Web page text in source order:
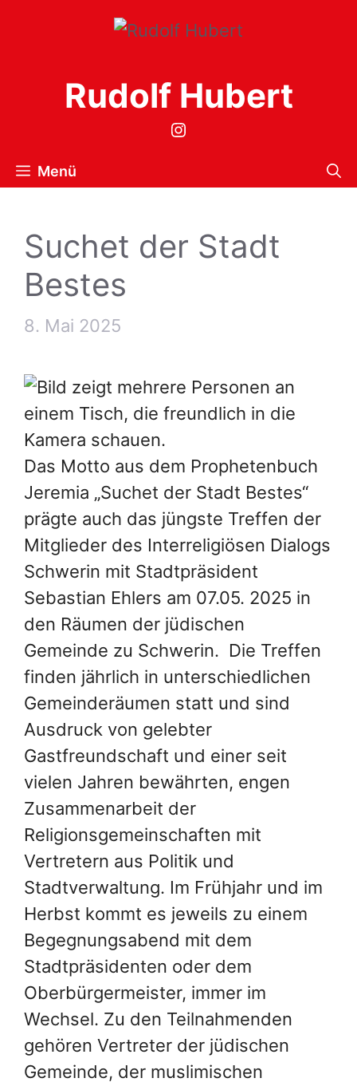
Rudolf Hubert
Instagram
Menü
Suchet der Stadt
Bestes
8. Mai 2025
Das Motto aus dem Prophetenbuch
Jeremia „Suchet der Stadt Bestes“
prägte auch das jüngste Treffen der
Mitglieder des Interreligiösen Dialogs
Schwerin mit Stadtpräsident
Sebastian Ehlers am 07.05. 2025 in
den Räumen der jüdischen
Gemeinde zu Schwerin. Die Treffen
finden jährlich in unterschiedlichen
Gemeinderäumen statt und sind
Ausdruck von gelebter
Gastfreundschaft und einer seit
vielen Jahren bewährten, engen
Zusammenarbeit der
Religionsgemeinschaften mit
Vertretern aus Politik und
Stadtverwaltung. Im Frühjahr und im
Herbst kommt es jeweils zu einem
Begegnungsabend mit dem
Stadtpräsidenten oder dem
Oberbürgermeister, immer im
Wechsel. Zu den Teilnahmenden
gehören Vertreter der jüdischen
Gemeinde, der muslimischen